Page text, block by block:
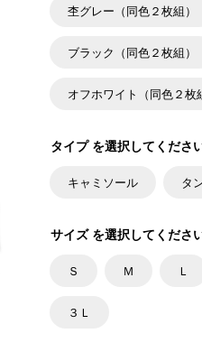
杢グレー（同色２枚組）
ブラック（同色２枚組）
オフホワイト（同色２枚
タイプ を選択してくださ
キャミソール タ
サイズ を選択してくださ
Ｓ Ｍ Ｌ
３Ｌ